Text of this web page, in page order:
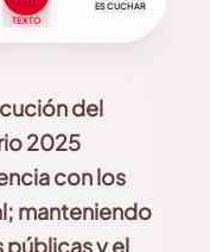
TEXTO
ESCUCHAR
del
2025
con los
manteniendo
públicas y el